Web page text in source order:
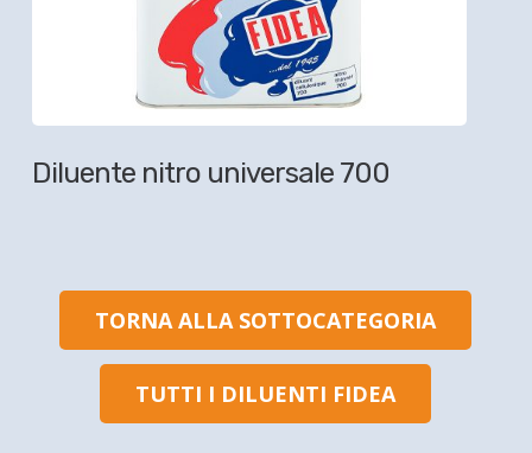
Diluente nitro universale 700
TORNA ALLA SOTTOCATEGORIA
TUTTI I DILUENTI FIDEA